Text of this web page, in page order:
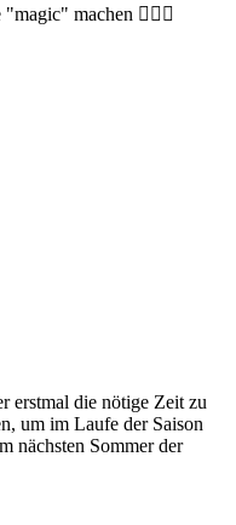
machen 🤷🏿‍♂️
erstmal die nötige Zeit zu
um im Laufe der Saison
nächsten Sommer der